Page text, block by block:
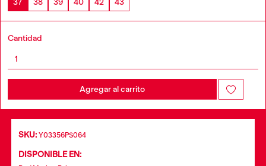
Cantidad
Agregar al carrito
SKU: Y03356PS064
DISPONIBLE EN: